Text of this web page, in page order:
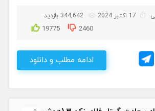
17 اکتبر 2024 344,642 بازدید
19775 2460
ادامه مطلب و دانلود